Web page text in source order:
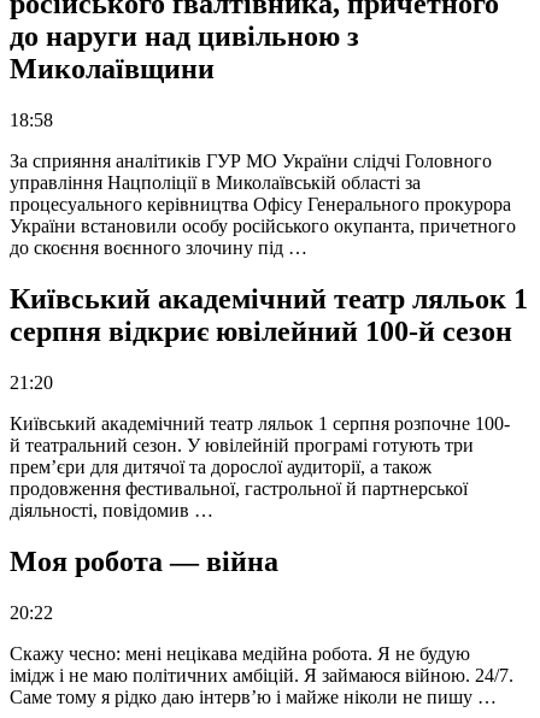
до наруги над цивільною з
Миколаївщини
18:58
За сприяння аналітиків ГУР МО України слідчі Головного
управління Нацполіції в Миколаївській області за
процесуального керівництва Офісу Генерального прокурора
України встановили особу російського окупанта, причетного
до скоєння воєнного злочину під …
Київський академічний театр ляльок 1
серпня відкриє ювілейний 100-й сезон
21:20
Київський академічний театр ляльок 1 серпня розпочне 100-
й театральний сезон. У ювілейній програмі готують три
прем’єри для дитячої та дорослої аудиторії, а також
продовження фестивальної, гастрольної й партнерської
діяльності, повідомив …
Моя робота — війна
20:22
Скажу чесно: мені нецікава медійна робота. Я не будую
імідж і не маю політичних амбіцій. Я займаюся війною. 24/7.
Саме тому я рідко даю інтерв’ю і майже ніколи не пишу …